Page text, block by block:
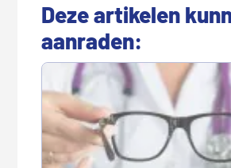
Deze artikelen
aanraden: